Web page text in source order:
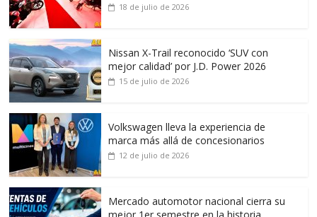
18 de julio de 2026
Nissan X-Trail reconocido ‘SUV con
mejor calidad’ por J.D. Power 2026
15 de julio de 2026
Volkswagen lleva la experiencia de
marca más allá de concesionarios
12 de julio de 2026
Mercado automotor nacional cierra su